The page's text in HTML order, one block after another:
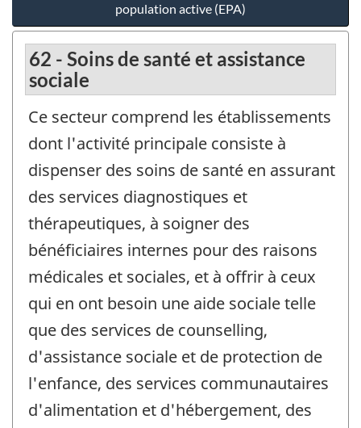
population active (EPA)
62 - Soins de santé et assistance
sociale
Ce secteur comprend les établissements
dont l'activité principale consiste à
dispenser des soins de santé en assurant
des services diagnostiques et
thérapeutiques, à soigner des
bénéficiaires internes pour des raisons
médicales et sociales, et à offrir à ceux
qui en ont besoin une aide sociale telle
que des services de counselling,
d'assistance sociale et de protection de
l'enfance, des services communautaires
d'alimentation et d'hébergement, des